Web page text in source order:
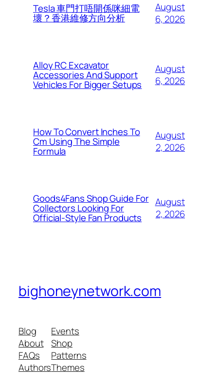
Tesla 車門打唔開係咪細電
壞？香港維修方向分析
August
6, 2026
Alloy RC Excavator
Accessories And Support
Vehicles For Bigger Setups
August
6, 2026
How To Convert Inches To
Cm Using The Simple
Formula
August
2, 2026
Goods4Fans Shop Guide For
Collectors Looking For
Official-Style Fan Products
August
2, 2026
bighoneynetwork.com
Blog
About
FAQs
Authors
Events
Shop
Patterns
Themes